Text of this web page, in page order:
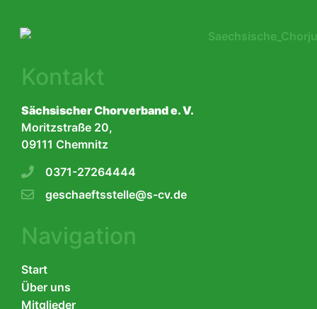
Kontakt
Sächsischer Chorverband e. V.
Moritzstraße 20,
09111 Chemnitz
0371-27264444
geschaeftsstelle@s-cv.de
Navigation
Start
Über uns
Mitglieder